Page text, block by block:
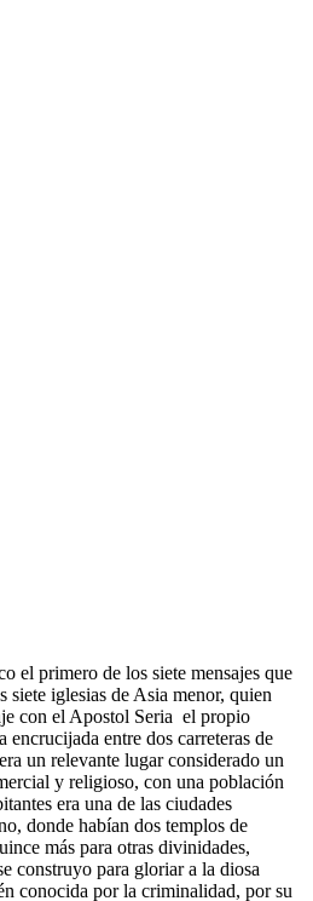
el primero de los siete mensajes que
siete iglesias de Asia menor, quien
con el Apostol Seria el propio
entre dos carreteras de
un relevante lugar considerado un
y religioso, con una población
era una de las ciudades
donde habían dos templos de
más para otras divinidades,
construyo para gloriar a la diosa
conocida por la criminalidad, por su